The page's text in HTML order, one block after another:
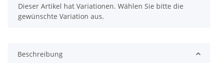
x
Dieser Artikel hat Variationen. Wählen Sie bitte die
gewünschte Variation aus.
Beschreibung